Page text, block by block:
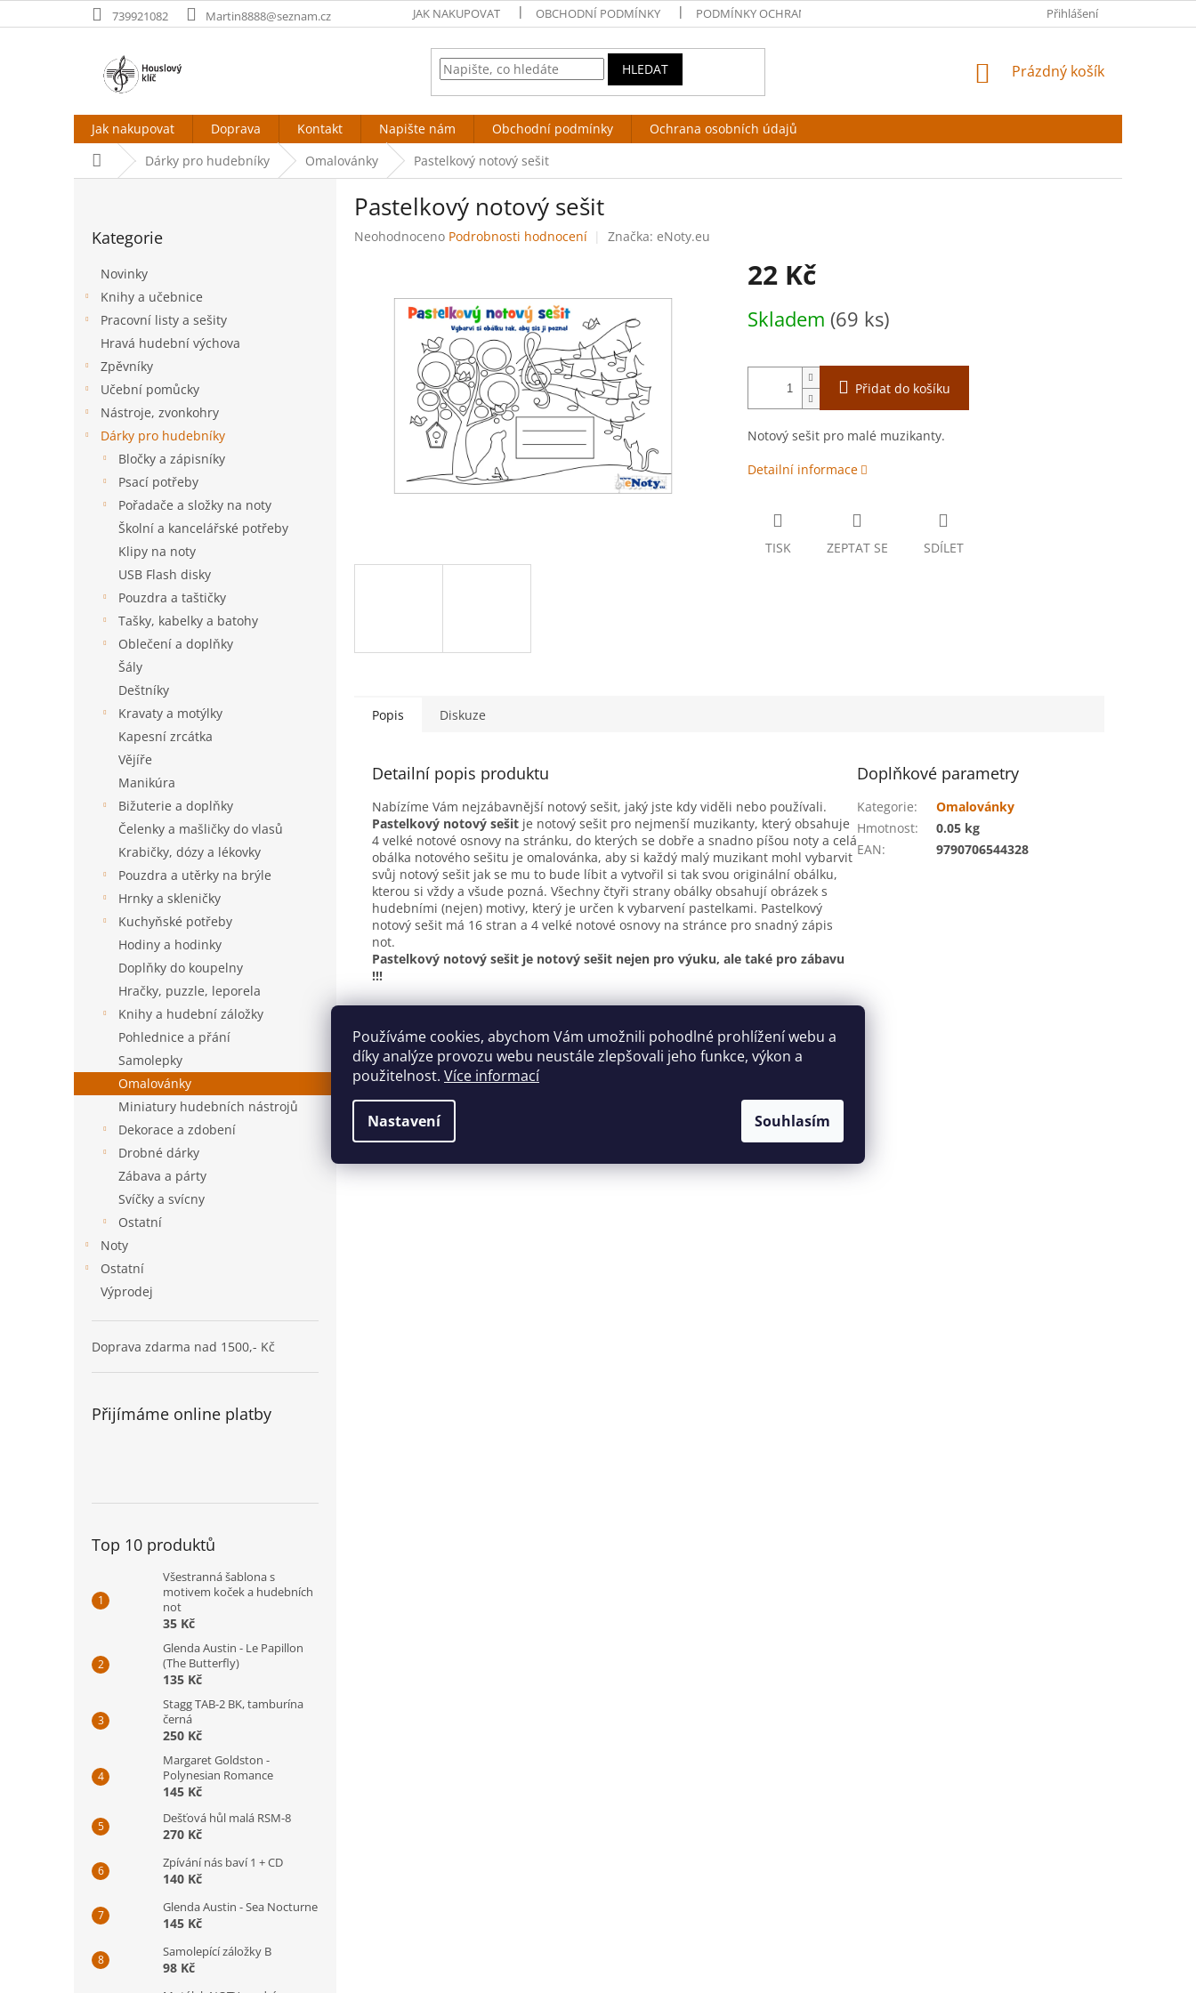
Používáme cookies, abychom Vám umožnili pohodlné prohlížení webu a
díky analýze provozu webu neustále zlepšovali jeho funkce, výkon a
použitelnost. Více informací
Nastavení Souhlasím
na
739921082 Martin8888@seznam.cz JAK NAKUPOVAT OBCHODNÍ PODMÍNKY PODMÍNKY OCHRANY OSOBNÍCH ÚDAJŮ Přihlášení
HLEDAT
NÁKUPNÍ
Prázdný košík
Jak nakupovat Doprava Kontakt Napište nám Obchodní podmínky
Ochrana osobních údajů
Domů Dárky pro hudebníky Omalovánky Pastelkový notový sešit
kategorie
Kategorie
Novinky
Knihy a učebnice
Pracovní listy a sešity
Hravá hudební výchova
Zpěvníky
Učební pomůcky
Nástroje, zvonkohry
Dárky pro hudebníky
Bločky a zápisníky
Psací potřeby
Pořadače a složky na noty
Školní a kancelářské potřeby
Klipy na noty
USB Flash disky
Pouzdra a taštičky
Tašky, kabelky a batohy
Oblečení a doplňky
Šály
Deštníky
Kravaty a motýlky
Kapesní zrcátka
Vějíře
Manikúra
Bižuterie a doplňky
Čelenky a mašličky do vlasů
Krabičky, dózy a lékovky
Pouzdra a utěrky na brýle
Hrnky a skleničky
Kuchyňské potřeby
Hodiny a hodinky
Doplňky do koupelny
Hračky, puzzle, leporela
Knihy a hudební záložky
Pohlednice a přání
Samolepky
Omalovánky
Miniatury hudebních nástrojů
Dekorace a zdobení
Drobné dárky
Zábava a párty
Svíčky a svícny
Ostatní
Noty
Ostatní
Výprodej
Doprava zdarma nad 1500,- Kč
Přijímáme online platby
Top 10 produktů
Všestranná šablona s
motivem koček a hudebních
not
35 Kč
Glenda Austin - Le Papillon
(The Butterfly)
135 Kč
Stagg TAB-2 BK, tamburína
černá
250 Kč
Margaret Goldston -
Polynesian Romance
145 Kč
Dešťová hůl malá RSM-8
270 Kč
Zpívání nás baví 1 + CD
140 Kč
Glenda Austin - Sea Nocturne
145 Kč
Samolepící záložky B
98 Kč
Pastelkový notový sešit
Průměrné
Neohodnoceno Podrobnosti hodnocení Značka: eNoty.eu
22 Kč
cena:
Skladem (69 ks)
Přidat do košíku
Notový sešit pro malé muzikanty.
Detailní informace
TISK ZEPTAT SE SDÍLET
Popis Diskuze
Detailní popis produktu
Nabízíme Vám nejzábavnější notový sešit, jaký jste kdy viděli nebo používali.
Pastelkový notový sešit je notový sešit pro nejmenší muzikanty, který obsahuje
4 velké notové osnovy na stránku, do kterých se dobře a snadno píšou noty a celá
obálka notového sešitu je omalovánka, aby si každý malý muzikant mohl vybarvit
svůj notový sešit jak se mu to bude líbit a vytvořil si tak svou originální obálku,
kterou si vždy a všude pozná. Všechny čtyři strany obálky obsahují obrázek s
hudebními (nejen) motivy, který je určen k vybarvení pastelkami. Pastelkový
notový sešit má 16 stran a 4 velké notové osnovy na stránce pro snadný zápis
not.
Pastelkový notový sešit je notový sešit nejen pro výuku, ale také pro zábavu
!!!
Doplňkové parametry
Kategorie:
Omalovánky
Hmotnost:
0.05 kg
EAN: 9790706544328